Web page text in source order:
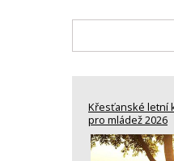
Křesťanské letní
pro mládež 2026